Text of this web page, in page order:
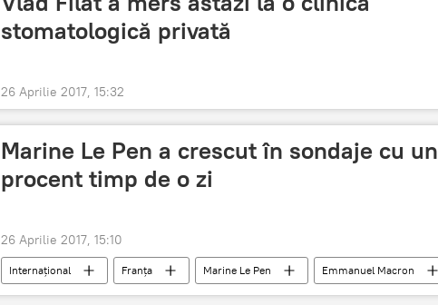
stomatologică privată
26 Aprilie 2017, 15:32
Marine Le Pen a crescut în sondaje cu un
procent timp de o zi
26 Aprilie 2017, 15:10
Internaţional Franța Marine Le Pen Emmanuel Macron
Sondaj
2017 Alegerile prezidențiale din Franța
OpinionWay